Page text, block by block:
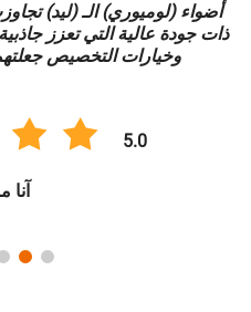
أضواء (لوميوري) الـ (ليد)
ذات جودة عالية التي تعزز
وخيارات التخصيص
5.0
آنا